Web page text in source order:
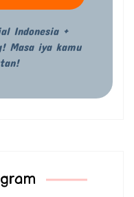
Indonesia +
Masa iya kamu